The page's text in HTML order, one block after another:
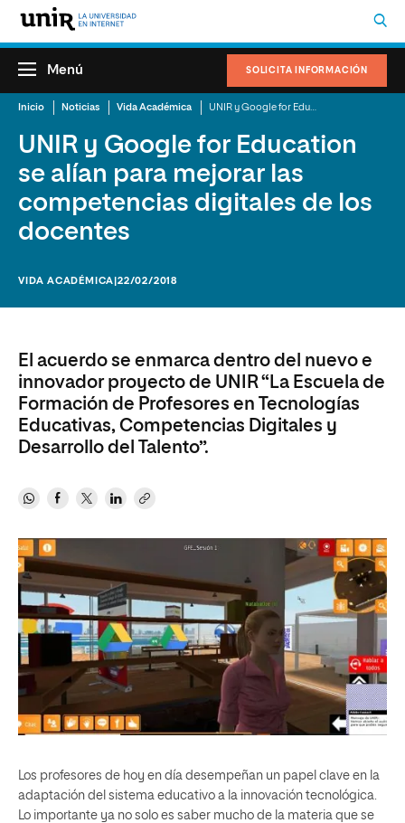
SOLICITA INFORMACIÓN
Menú
Inicio Noticias Vida Académica
UNIR y Google for Education
se alían para mejorar las
competencias digitales de los
docentes
VIDA ACADÉMICA |22/02/2018
El acuerdo se enmarca dentro del nuevo e
innovador proyecto de UNIR “La Escuela de
Formación de Profesores en Tecnologías
Educativas, Competencias Digitales y
Desarrollo del Talento”.
Los profesores de hoy en día desempeñan un papel clave en la
adaptación del sistema educativo a la innovación tecnológica.
Lo importante ya no solo es saber mucho de la materia que se